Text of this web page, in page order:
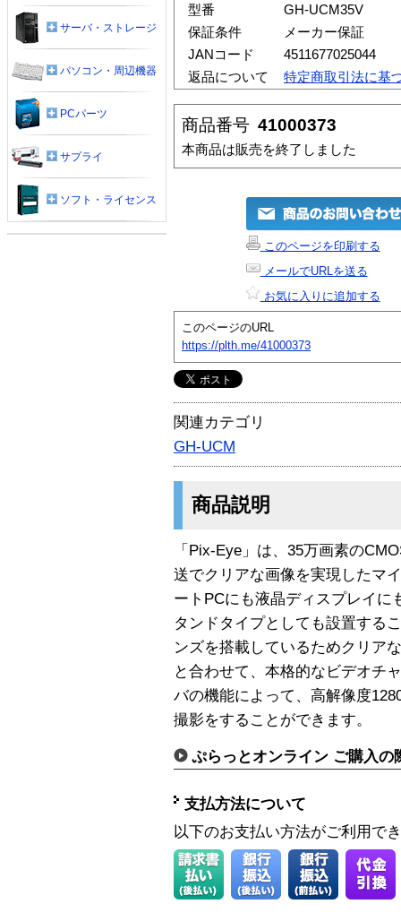
型番
GH-UCM35V
保証条件
メーカー保証
JANコード
4511677025044
返品について
特定商取引法に基
商品番号 41000373
本商品は販売を終了しました
このページを印刷する
メールでURLを送る
お気に入りに追加する
このページのURL
https://plth.me/41000373
関連カテゴリ
GH-UCM
商品説明
「Pix-Eye」は、35万画素の
送でクリアな画像を実現したマ
ートPCにも液晶ディスプレイに
タンドタイプとしても設置する
ンズを搭載しているためクリア
と合わせて、本格的なビデオチ
バの機能によって、高解像度
撮影をすることができます。
ぷらっとオンライン ご購入の
支払方法について
以下のお支払い方法がご利用で
サーバ・ストレージ
パソコン・周辺機器
PCパーツ
サプライ
ソフト・ライセンス